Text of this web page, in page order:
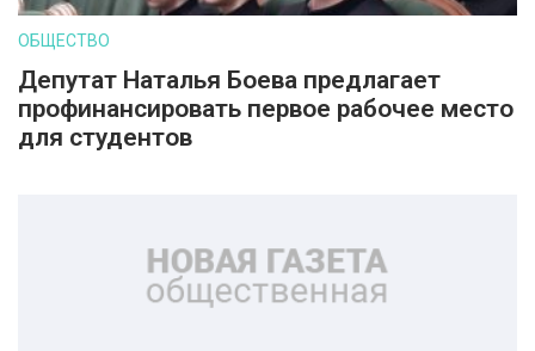
ОБЩЕСТВО
Депутат Наталья Боева предлагает
профинансировать первое рабочее место
для студентов